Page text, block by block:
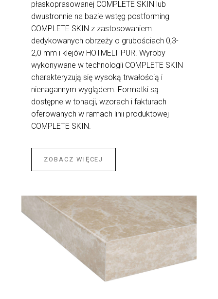
płaskoprasowanej COMPLETE SKIN lub
dwustronnie na bazie wstęg postforming
COMPLETE SKIN z zastosowaniem
dedykowanych obrzeży o grubościach 0,3-
2,0 mm i klejów HOTMELT PUR. Wyroby
wykonywane w technologii COMPLETE SKIN
charakteryzują się wysoką trwałością i
nienagannym wyglądem. Formatki są
dostępne w tonacji, wzorach i fakturach
oferowanych w ramach linii produktowej
COMPLETE SKIN.
ZOBACZ WIĘCEJ